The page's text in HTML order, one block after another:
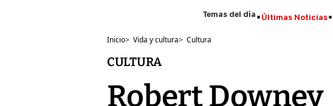
Últimas Noticias
Inicio> Vida y cultura> Cultura
CULTURA
Robert Downey